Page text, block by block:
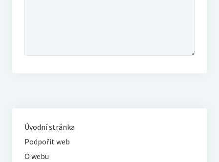
Úvodní stránka
Podpořit web
O webu